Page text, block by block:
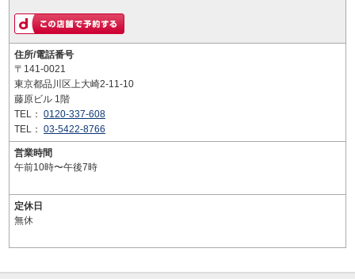
住所/電話番号
〒141-0021
東京都品川区上大崎2-11-10
藤原ビル 1階
TEL： 0120-337-608
TEL： 03-5422-8766
営業時間
午前10時〜午後7時
定休日
無休